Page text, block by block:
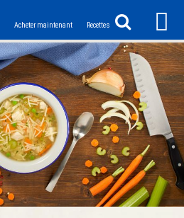
Acheter maintenant Recettes